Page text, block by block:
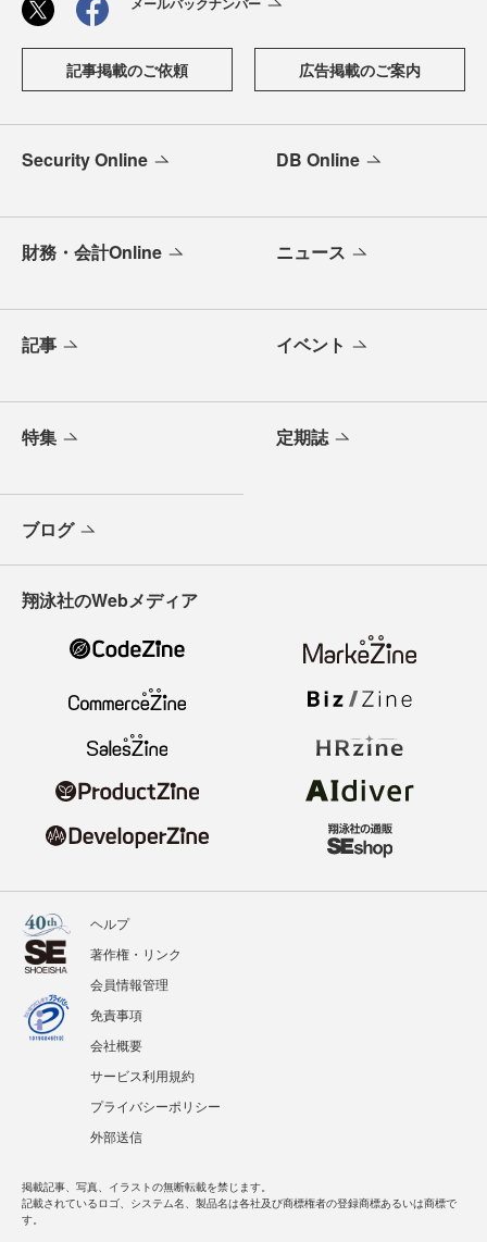
記事掲載のご依頼 広告掲載のご案内
Security Online DB Online
財務・会計Online ニュース
記事 イベント
特集 定期誌
ブログ
翔泳社のWebメディア
ヘルプ
著作権・リンク
会員情報管理
免責事項
会社概要
サービス利用規約
プライバシーポリシー
外部送信
掲載記事、写真、イラストの無断転載を禁じます。
記載されているロゴ、システム名、製品名は各社及び商標権者の登録商標あるいは商標で
す。